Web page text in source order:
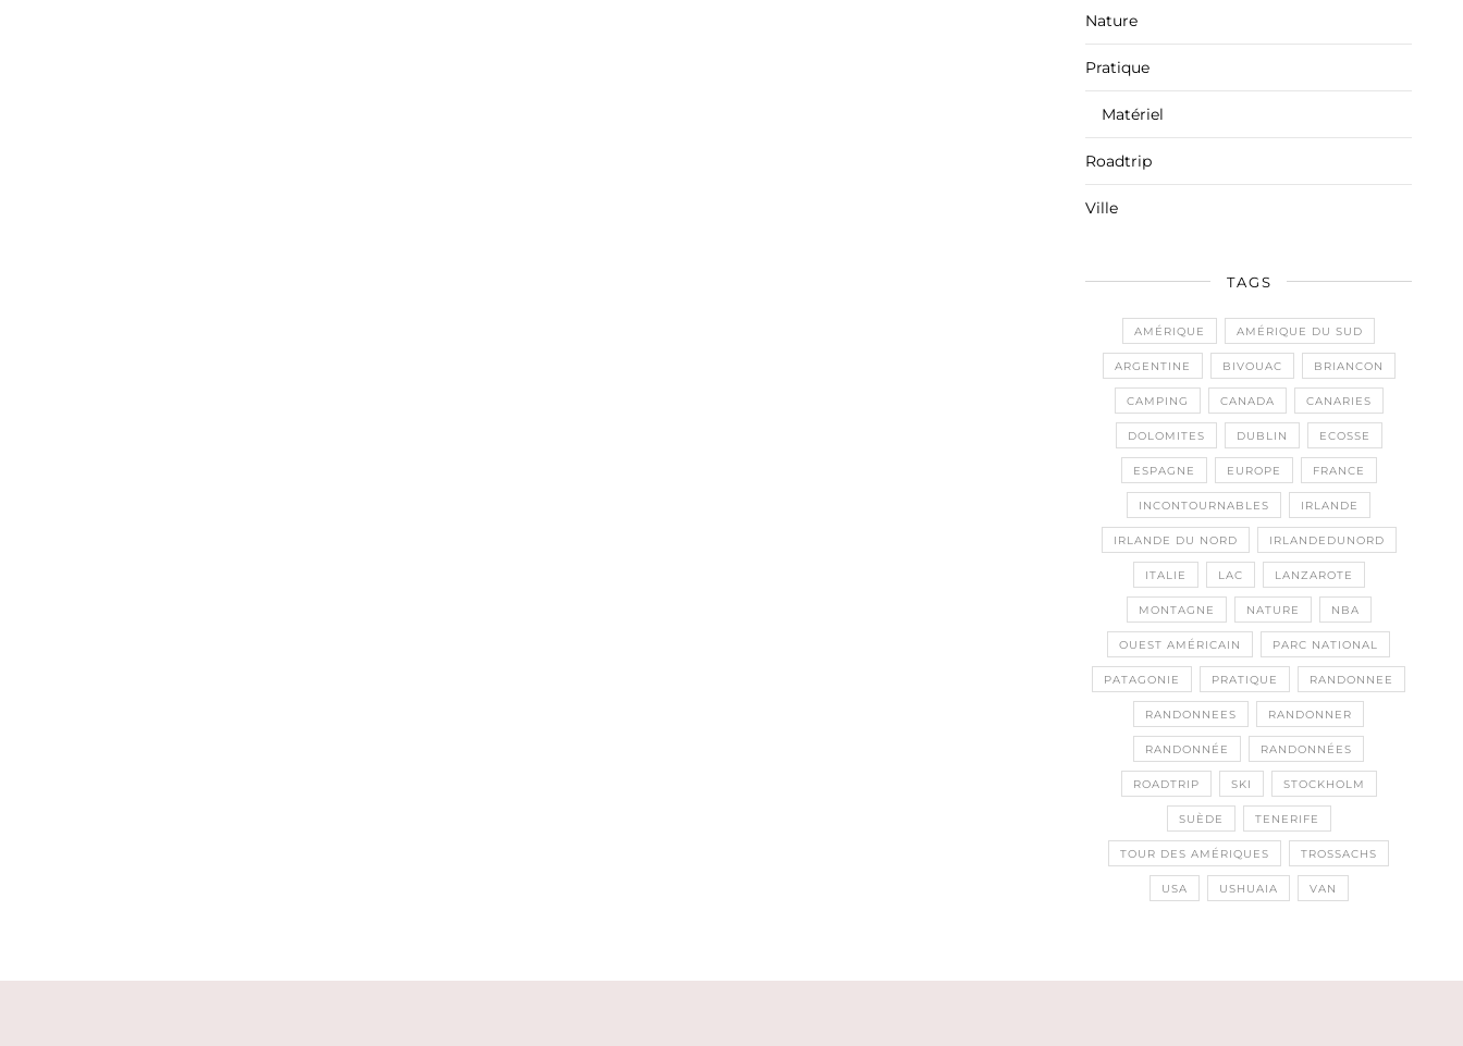
Nature
Pratique
Matériel
Roadtrip
Ville
TAGS
AMÉRIQUE AMÉRIQUE DU SUD
ARGENTINE BIVOUAC BRIANCON
CAMPING CANADA CANARIES
DOLOMITES DUBLIN ECOSSE
ESPAGNE EUROPE FRANCE
INCONTOURNABLES IRLANDE
IRLANDE DU NORD IRLANDEDUNORD
ITALIE LAC LANZAROTE
MONTAGNE NATURE NBA
OUEST AMÉRICAIN PARC NATIONAL
PATAGONIE PRATIQUE RANDONNEE
RANDONNEES RANDONNER
RANDONNÉE RANDONNÉES
ROADTRIP SKI STOCKHOLM
SUÈDE TENERIFE
TOUR DES AMÉRIQUES TROSSACHS
USA USHUAIA VAN